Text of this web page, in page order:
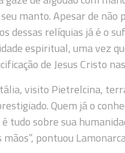
manto. Apesar de
dessas relíquias já é o
espiritual, uma vez
de Jesus Cristo
visito Pietrelcina,
Quem já o
é tudo sobre sua
pontuou